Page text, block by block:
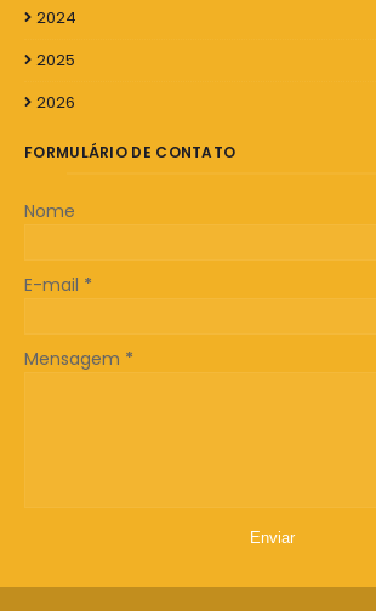
2024
2025
2026
FORMULÁRIO DE CONTATO
Nome
E-mail *
Mensagem *